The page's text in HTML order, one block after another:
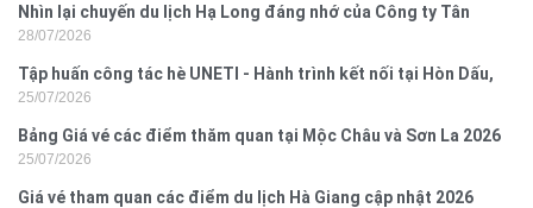
Nhìn lại chuyến du lịch Hạ Long đáng nhớ của Công ty Tân
Hưng 2026
28/07/2026
Tập huấn công tác hè UNETI - Hành trình kết nối tại Hòn Dấu,
Đồ Sơn
25/07/2026
Bảng Giá vé các điểm thăm quan tại Mộc Châu và Sơn La 2026
25/07/2026
Giá vé tham quan các điểm du lịch Hà Giang cập nhật 2026